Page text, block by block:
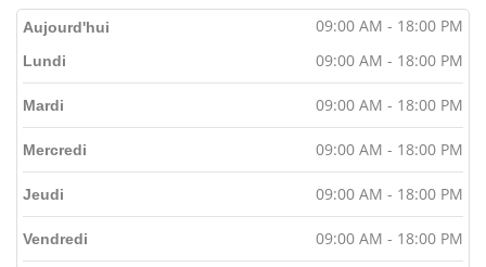
Aujourd'hui 09:00 AM - 18:00 PM
Lundi 09:00 AM - 18:00 PM
Mardi 09:00 AM - 18:00 PM
Mercredi 09:00 AM - 18:00 PM
Jeudi 09:00 AM - 18:00 PM
Vendredi 09:00 AM - 18:00 PM